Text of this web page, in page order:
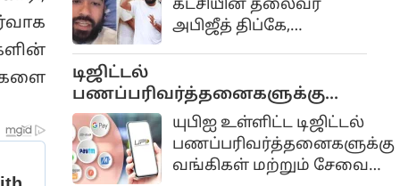
என்று அம்மாநில
முதலமைச்சர் வி.டி.
சதீசன் அறிவித்துள்ளார்.
கட்சியின் தலைவர்
அபிஜீத் திப்கே,
நேரடியாக
கேட்டறிவதற்காக வரும்
செப்டம்பர் மாதம் 'கியா
போல்டி பப்ளிக்'என்ற
நாடு தழுவிய
டிஜிட்டல்
பணப்பரிவர்த்தனைகளுக்கு
கட்டணம் வசூலிக்கும் சட்ட
மசோதா.. மக்களவையில்
நிறைவேற்றம்...
யுபிஐ உள்ளிட்ட டிஜிட்டல்
பணப்பரிவர்த்தனைகளுக்கு
வங்கிகள் மற்றும் சேவை